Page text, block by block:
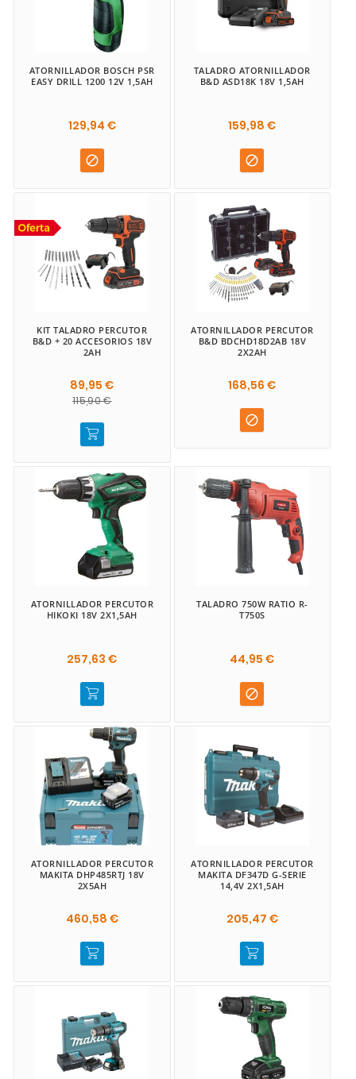
ATORNILLADOR BOSCH PSR
EASY DRILL 1200 12V 1,5AH
129,94 €

TALADRO ATORNILLADOR
B&D ASD18K 18V 1,5AH
159,98 €

KIT TALADRO PERCUTOR
B&D + 20 ACCESORIOS 18V
2AH
89,95 €
115,90 €
ATORNILLADOR PERCUTOR
B&D BDCHD18D2AB 18V
2X2AH
168,56 €

ATORNILLADOR PERCUTOR
HIKOKI 18V 2X1,5AH
257,63 €
TALADRO 750W RATIO R-
T750S
44,95 €

ATORNILLADOR PERCUTOR
MAKITA DHP485RTJ 18V
2X5AH
460,58 €
ATORNILLADOR PERCUTOR
MAKITA DF347D G-SERIE
14,4V 2X1,5AH
205,47 €